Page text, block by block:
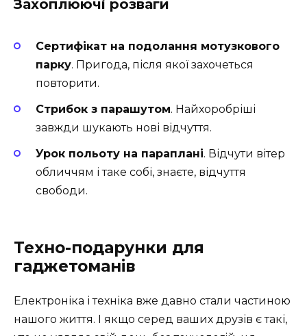
Захоплюючі розваги
Сертифікат на подолання мотузкового
парку. Пригода, після якої захочеться
повторити.
Стрибок з парашутом. Найхоробріші
завжди шукають нові відчуття.
Урок польоту на параплані. Відчути вітер
обличчям і таке собі, знаєте, відчуття
свободи.
Техно-подарунки для
гаджетоманів
Електроніка і техніка вже давно стали частиною
нашого життя. І якщо серед ваших друзів є такі,